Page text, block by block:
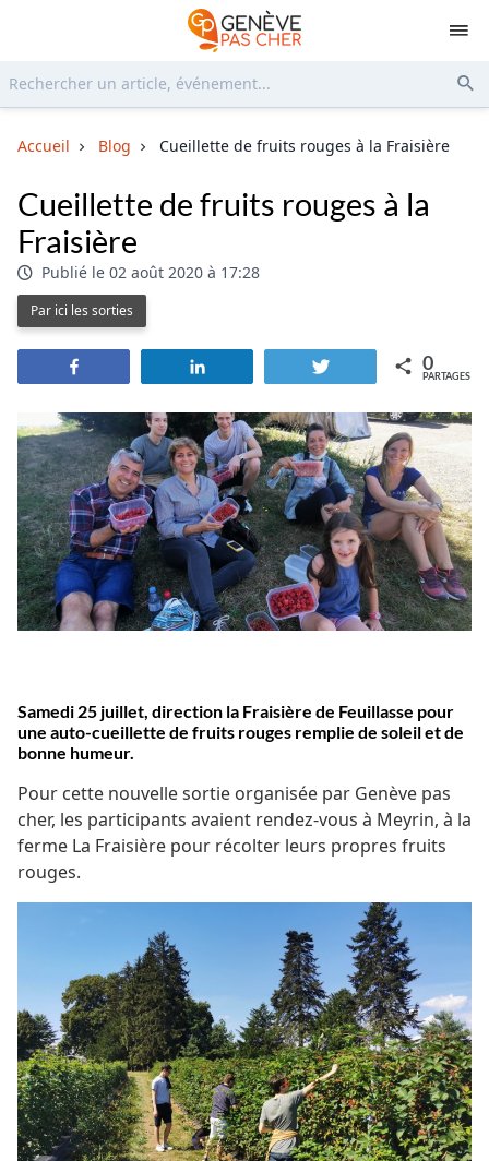
Accueil Blog Cueillette de fruits rouges à la Fraisière
Cueillette de fruits rouges à la
Fraisière
Publié le 02 août 2020 à 17:28
Par ici les sorties
Tweetez 0
PARTAGES
Samedi 25 juillet, direction la Fraisière de Feuillasse pour
une auto-cueillette de fruits rouges remplie de soleil et de
bonne humeur.
Pour cette nouvelle sortie organisée par Genève pas
cher, les participants avaient rendez-vous à Meyrin, à la
ferme La Fraisière pour récolter leurs propres fruits
rouges.